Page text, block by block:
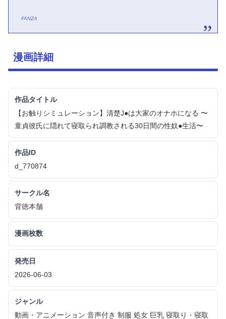
FANZA
漫画詳細
作品タイトル
【お触りシミュレーション】清楚J●は大家のオナホになる 〜
童貞彼氏に隠れて寝取られ調教される30日間の性奴●生活〜
作品ID
d_770874
サークル名
背徳本舗
漫画枚数
発売日
2026-06-03
ジャンル
動画・アニメーション 音声付き 制服 処女 巨乳 寝取り・寝取